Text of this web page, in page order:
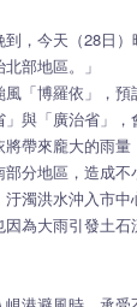
，今天（28日
部地區。」
「博羅依」，
與「廣治省」
帶來龐大的雨量
分地區，造成
濁洪水沖入市
為大雨引發土